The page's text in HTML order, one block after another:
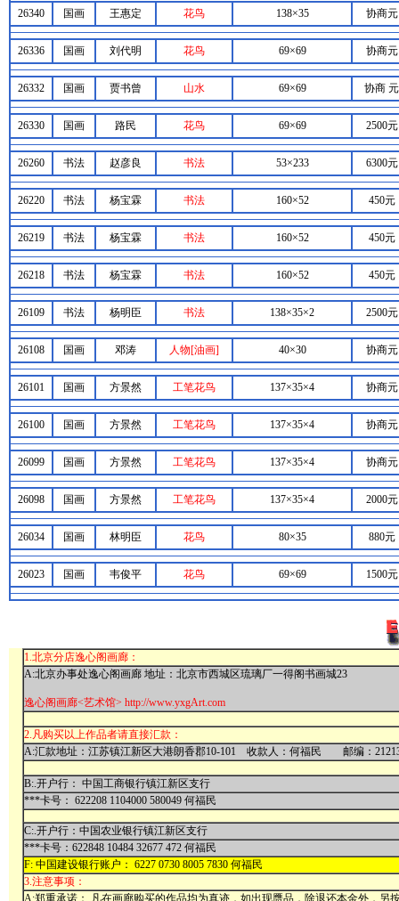
26340 国画 王惠定 花鸟 138×35 协商元
26336 国画 刘代明 花鸟 69×69 协商元
26332 国画 贾书曾 山水 69×69 协商 元
26330 国画 路民 花鸟 69×69 2500元
26260 书法 赵彦良 书法 53×233 6300元
26220 书法 杨宝霖 书法 160×52 450元
26219 书法 杨宝霖 书法 160×52 450元
26218 书法 杨宝霖 书法 160×52 450元
26109 书法 杨明臣 书法 138×35×2 2500元
26108 国画 邓涛 人物[油画] 40×30 协商元
26101 国画 方景然 工笔花鸟 137×35×4 协商元
26100 国画 方景然 工笔花鸟 137×35×4 协商元
26099 国画 方景然 工笔花鸟 137×35×4 协商元
26098 国画 方景然 工笔花鸟 137×35×4 2000元
26034 国画 林明臣 花鸟 80×35 880元
26023 国画 韦俊平 花鸟 69×69 1500元
1.北京分店逸心阁画廊：
A:北京办事处逸心阁画廊 地址：北京市西城区琉璃厂一得阁书画城23
逸心阁画廊<艺术馆> http://www.yxgArt.com
2.凡购买以上作品者请直接汇款：
A:汇款地址：江苏镇江新区大港朗香郡10-101 收款人：何福民 邮编：
B:.开户行： 中国工商银行镇江新区支行
***卡号： 622208 1104000 580049 何福民
C:.开户行：中国农业银行镇江新区支行
***卡号：622848 10484 32677 472 何福民
F: 中国建设银行账户： 6227 0730 8005 7830 何福民
3.注意事项：
A:郑重承诺： 凡在画廊购买的作品均为真迹，如出现赝品，除退还本金外，另